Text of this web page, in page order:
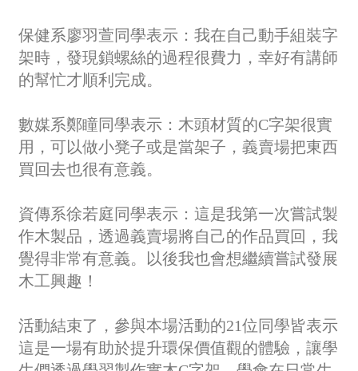
保健系廖羽萱同學表示：我在自己動手組裝字
架時，發現鎖螺絲的過程很費力，幸好有講師
的幫忙才順利完成。
數媒系鄭瞳同學表示：木頭材質的C字架很實
用，可以做小凳子或是當架子，義賣場把東西
買回去也很有意義。
資傳系徐若庭同學表示：這是我第一次嘗試製
作木製品，透過義賣場將自己的作品買回，我
覺得非常有意義。以後我也會想繼續嘗試發展
木工興趣！
活動結束了，參與本場活動的21位同學皆表示
這是一場有助於提升環保價值觀的體驗，讓學